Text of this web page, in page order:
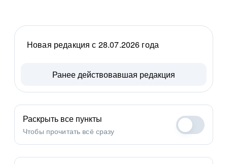
Новая редакция с 28.07.2026 года
Ранее действовавшая редакция
Раскрыть все пункты
Чтобы прочитать всё сразу